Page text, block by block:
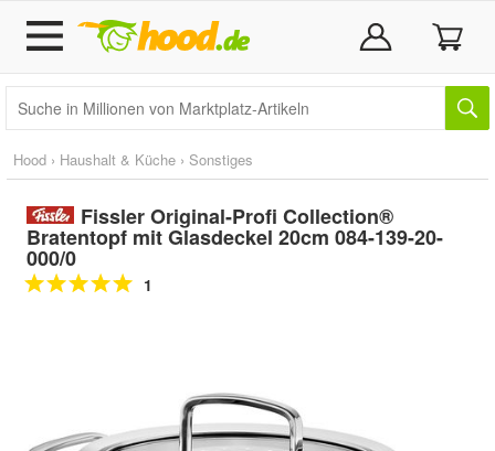
Hood › Haushalt & Küche › Sonstiges
Fissler Original-Profi Collection®
Bratentopf mit Glasdeckel 20cm 084-139-20-
000/0
1